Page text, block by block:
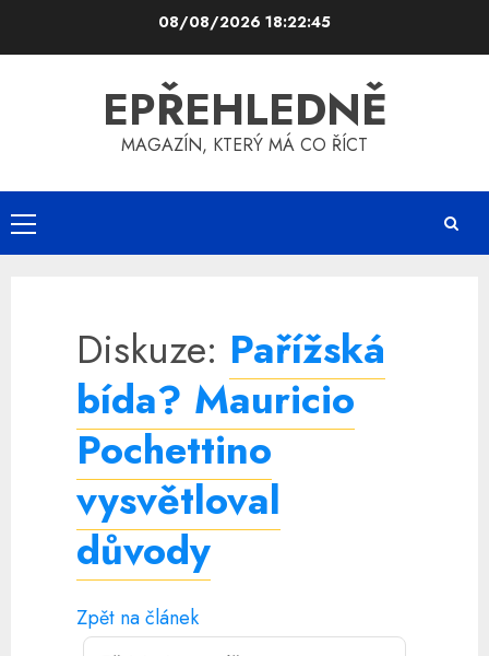
08/08/2026 18:22:45
EPŘEHLEDNĚ
MAGAZÍN, KTERÝ MÁ CO ŘÍCT
Primary
Menu
Diskuze: Pařížská
bída? Mauricio
Pochettino
vysvětloval
důvody
Zpět na článek